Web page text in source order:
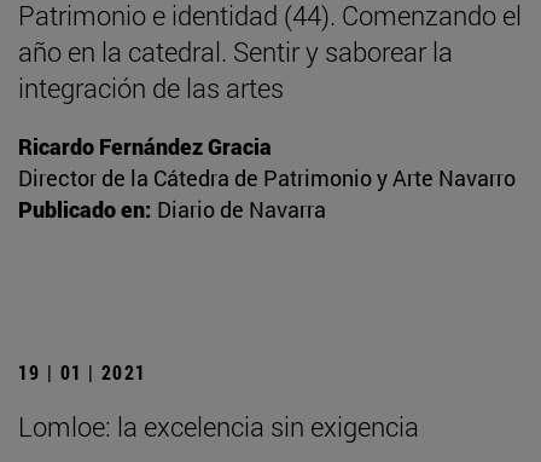
Patrimonio e identidad (44). Comenzando el
año en la catedral. Sentir y saborear la
integración de las artes
Ricardo Fernández Gracia
Director de la Cátedra de Patrimonio y Arte Navarro
Publicado en: Diario de Navarra
19 | 01 | 2021
Lomloe: la excelencia sin exigencia